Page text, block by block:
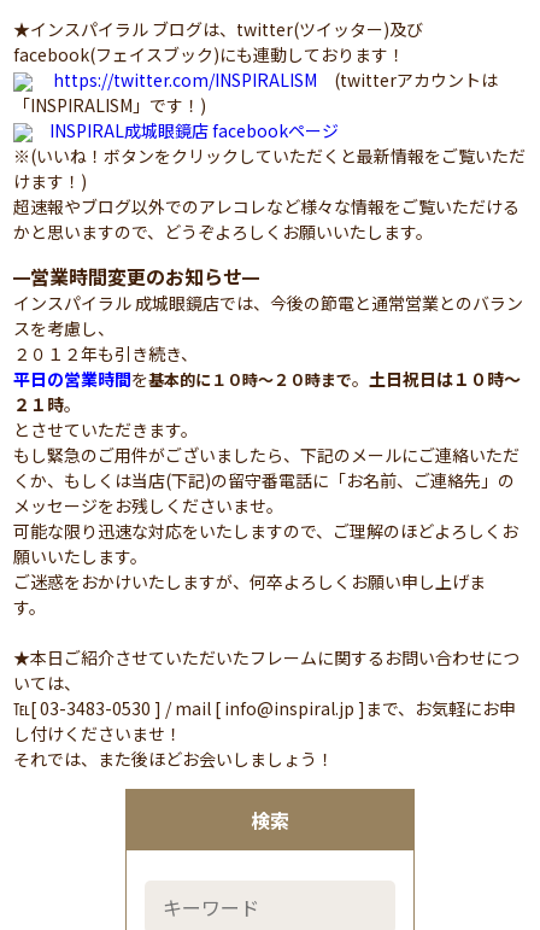
検索
★インスパイラル ブログは、twitter(ツイッター)及び
facebook(フェイスブック)にも連動しております！
https://twitter.com/INSPIRALISM (twitterアカウントは
「INSPIRALISM」です！)
INSPIRAL成城眼鏡店 facebookページ
※(いいね！ボタンをクリックしていただくと最新情報をご覧いただ
けます！)
超速報やブログ以外でのアレコレなど様々な情報をご覧いただける
かと思いますので、どうぞよろしくお願いいたします。
━営業時間変更のお知らせ━
インスパイラル 成城眼鏡店では、今後の節電と通常営業とのバラン
スを考慮し、
２０１２年も引き続き、
平日の営業時間を基本的に１０時～２０時まで。土日祝日は１０時～
２１時。
とさせていただきます。
もし緊急のご用件がございましたら、下記のメールにご連絡いただ
くか、もしくは当店(下記)の留守番電話に「お名前、ご連絡先」の
メッセージをお残しくださいませ。
可能な限り迅速な対応をいたしますので、ご理解のほどよろしくお
願いいたします。
ご迷惑をおかけいたしますが、何卒よろしくお願い申し上げま
す。
★本日ご紹介させていただいたフレームに関するお問い合わせにつ
いては、
℡[ 03-3483-0530 ] / mail [ info@inspiral.jp ]まで、お気軽にお申
し付けくださいませ！
それでは、また後ほどお会いしましょう！